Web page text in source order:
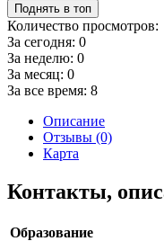
Поднять в топ
Количество просмотров:
За сегодня: 0
За неделю: 0
За месяц: 0
За все время: 8
Описание
Отзывы (0)
Карта
Контакты,
Образование